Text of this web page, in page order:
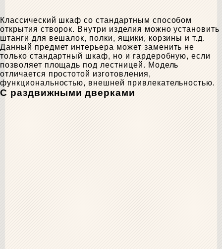
Классический шкаф со стандартным способом
открытия створок. Внутри изделия можно установить
штанги для вешалок, полки, ящики, корзины и т.д.
Данный предмет интерьера может заменить не
только стандартный шкаф, но и гардеробную, если
позволяет площадь под лестницей. Модель
отличается простотой изготовления,
функциональностью, внешней привлекательностью.
С раздвижными дверками